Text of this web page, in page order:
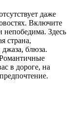
даже
Включите
непобедима. Здесь
страна,
блюза.
в дороге, на